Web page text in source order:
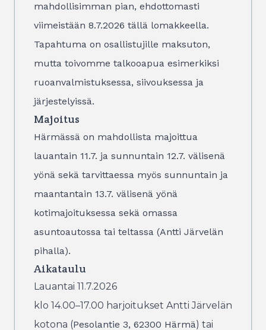
mahdollisimman pian, ehdottomasti
viimeistään 8.7.2026 tällä lomakkeella.
Tapahtuma on osallistujille maksuton,
mutta toivomme talkooapua esimerkiksi
ruoanvalmistuksessa, siivouksessa ja
järjestelyissä.
Majoitus
Härmässä on mahdollista majoittua
lauantain 11.7. ja sunnuntain 12.7. välisenä
yönä sekä tarvittaessa myös sunnuntain ja
maantantain 13.7. välisenä yönä
kotimajoituksessa sekä omassa
asuntoautossa tai teltassa (Antti Järvelän
pihalla).
Aikataulu
Lauantai 11.7.2026
klo 14.00–17.00 harjoitukset Antti Järvelän
kotona (Pesolantie 3, 62300 Härmä) tai